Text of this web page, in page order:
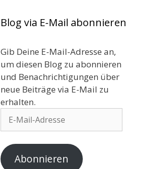
Blog via E-Mail abonnieren
Gib Deine E-Mail-Adresse an,
um diesen Blog zu abonnieren
und Benachrichtigungen über
neue Beiträge via E-Mail zu
erhalten.
Abonnieren